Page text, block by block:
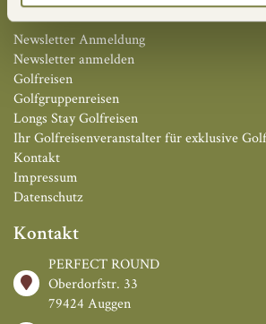
Links
Newsletter Anmeldung
Newsletter anmelden
Golfreisen
Golfgruppenreisen
Longs Stay Golfreisen
Ihr Golfreisenveranstalter für exklusive
Kontakt
Impressum
Datenschutz
Kontakt
PERFECT ROUND
Oberdorfstr. 33
79424 Auggen